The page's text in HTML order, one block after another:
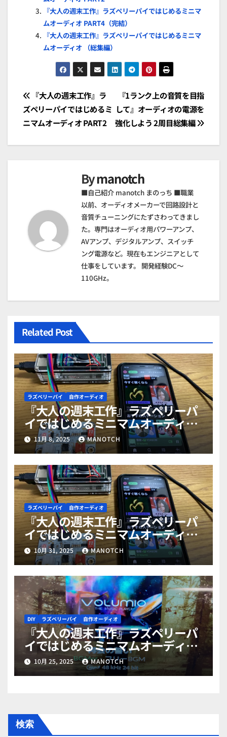
『大人の週末工作』ラズペリーパイではじめるミニマ
ムオーディオ PART4（完結）
『大人の週末工作』ラズペリーパイではじめるミニマ
ムオーディオ （総集編）
投
稿
ナ
シ
ョ
『1ランク上の音質を目指
して』オーディオの電源を
強化しよう 2周目総集編
『大人の週末工作』ラ
ズペリーパイではじめるミ
ニマムオーディオ PART2
Bymanotch
■自己紹介 manotch まのっち ■職業
以前、オーディオメーカーで回路設計と
音質チューニングにたずさわってきまし
た。専門はオーディオ用パワーアンプ、
AVアンプ、デジタルアンプ、スイッチ
ング電源など。現在もエンジニアとして
仕事をしています。 開発経験DC～
110GHz。
Related Post
ラズベリーパイ 自作オーディオ
『大人の週末工作』ラズペリーパ
イではじめるミニマムオーディオ
（総集編）
11月 8, 2025 MANOTCH
ラズベリーパイ 自作オーディオ
『大人の週末工作』ラズペリーパ
イではじめるミニマムオーディオ
PART4（完結）
10月 31, 2025 MANOTCH
DIY ラズベリーパイ 自作オーディオ
『大人の週末工作』ラズペリーパ
イではじめるミニマムオーディオ
PART3
10月 25, 2025 MANOTCH
検索